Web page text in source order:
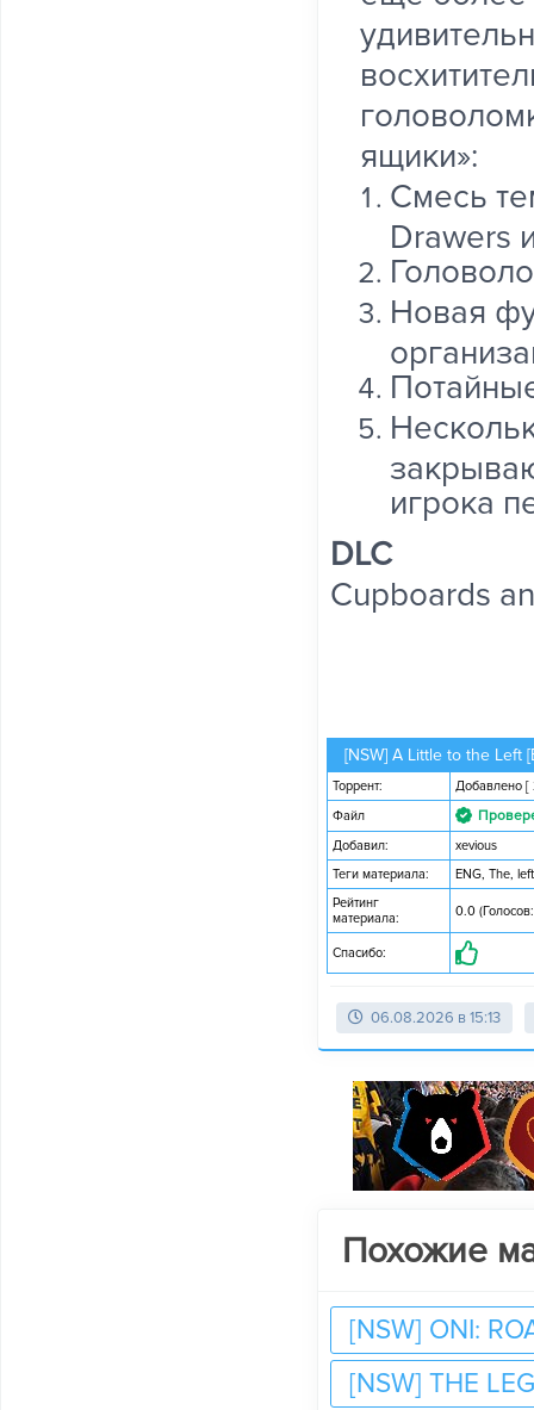
ящики»:
Смесь
Drawers
Новая
игрока
DLC
Cupboards
[NSW] A Little to the Left
Торрент: Добавлено [
Файл
Добавил:
xevious
Теги материала:
ENG, The, left
Рейтинг
материала:
0.0
Спасибо:
06.08.2026 в 15:13
Похожие
[NSW] ONI:
[NSW] THE